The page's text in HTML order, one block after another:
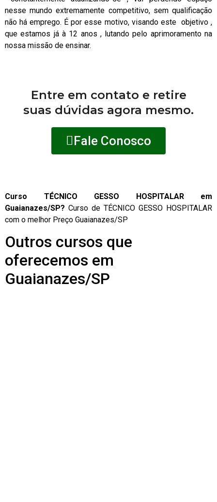
nesse mundo extremamente competitivo, sem qualificação
não há emprego. É por esse motivo, visando este objetivo ,
que estamos já à 12 anos , lutando pelo aprimoramento na
nossa missão de ensinar.
Entre em contato e retire
suas dúvidas agora mesmo.
Fale Conosco
Curso TÉCNICO GESSO HOSPITALAR em
Guaianazes/SP? Curso de TÉCNICO GESSO HOSPITALAR
com o melhor Preço Guaianazes/SP
Outros cursos que
oferecemos em
Guaianazes/SP